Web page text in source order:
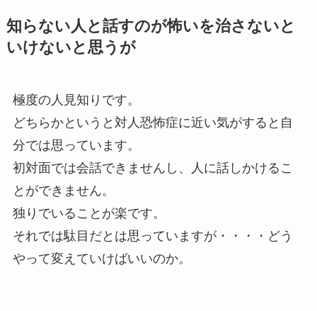
知らない人と話すのが怖いを治さないと
いけないと思うが
極度の人見知りです。
どちらかというと対人恐怖症に近い気がすると自
分では思っています。
初対面では会話できませんし、人に話しかけるこ
とができません。
独りでいることが楽です。
それでは駄目だとは思っていますが・・・・どう
やって変えていけばいいのか。